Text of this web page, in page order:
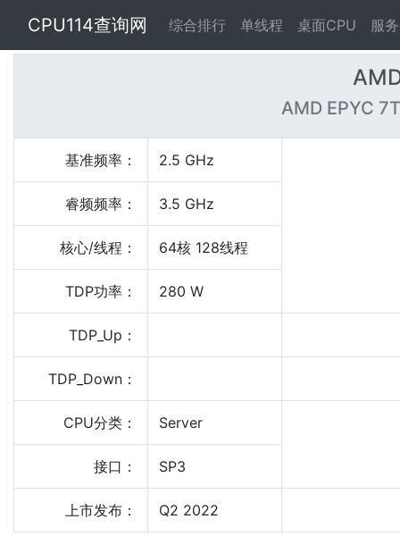
CPU114查询网 综合排行 单线程 桌面CPU 服
AMD EPYC
基准频率： 2.5 GHz
睿频频率： 3.5 GHz
核心/线程： 64核 128线程
TDP功率： 280 W
TDP_Up：
TDP_Down：
CPU分类： Server
接口： SP3
上市发布： Q2 2022